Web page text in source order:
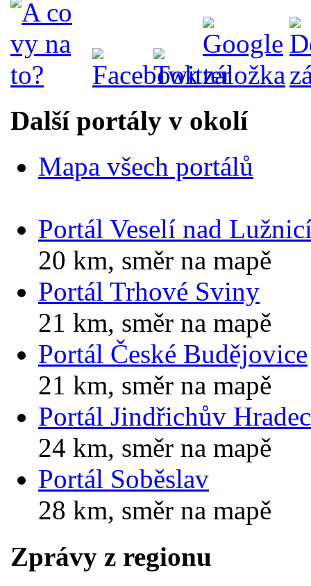
Další portály v okolí
Mapa všech portálů
Portál Veselí nad
20 km, směr na mapě
Portál Trhové Sviny
21 km, směr na mapě
Portál České Budějovice
21 km, směr na mapě
Portál Jindřichův Hradec
24 km, směr na mapě
Portál Soběslav
28 km, směr na mapě
Zprávy z regionu